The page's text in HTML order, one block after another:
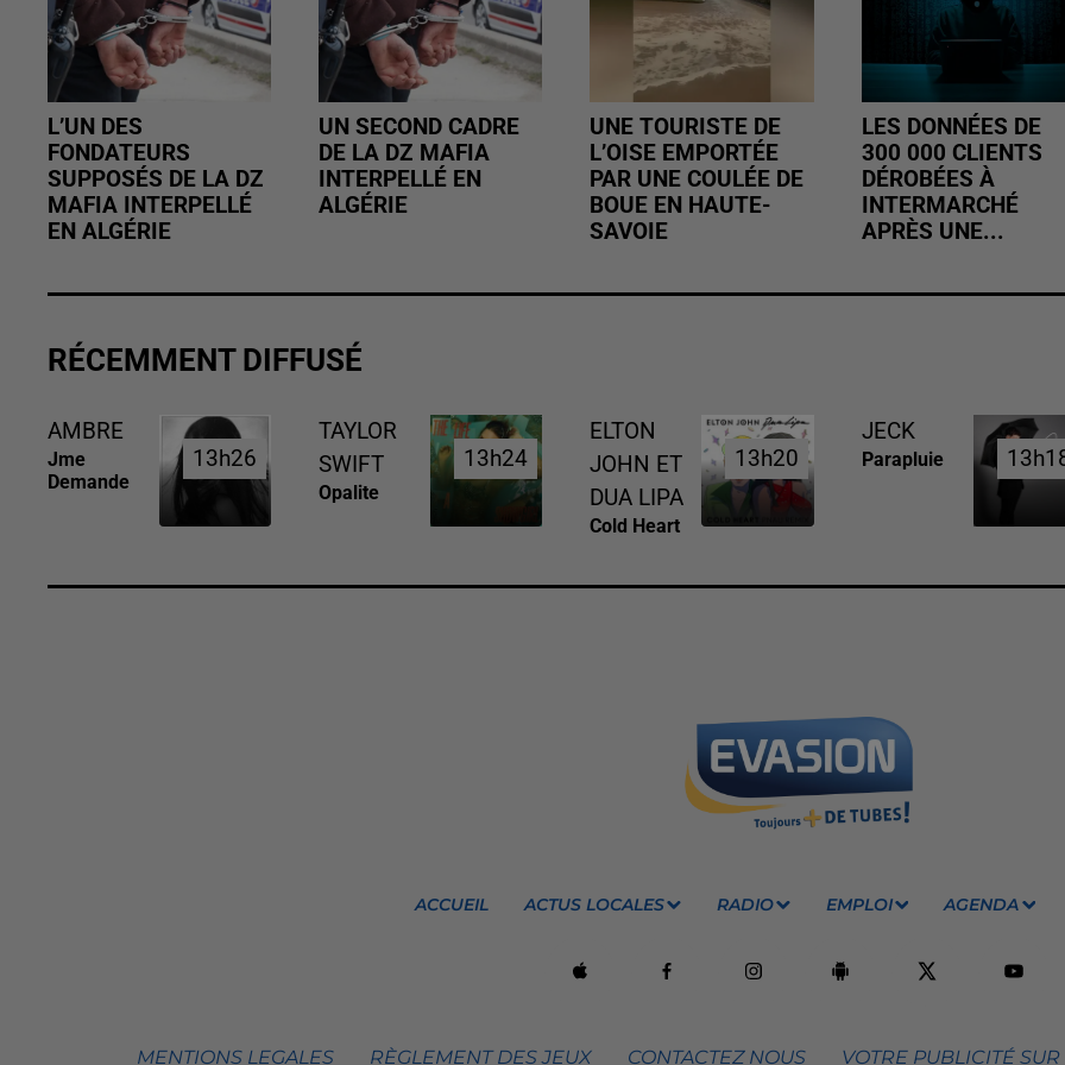
L’UN DES
FONDATEURS
SUPPOSÉS DE LA DZ
MAFIA INTERPELLÉ
EN ALGÉRIE
UN SECOND CADRE
DE LA DZ MAFIA
INTERPELLÉ EN
ALGÉRIE
UNE TOURISTE DE
L’OISE EMPORTÉE
PAR UNE COULÉE DE
BOUE EN HAUTE-
SAVOIE
LES DONNÉES DE
300 000 CLIENTS
DÉROBÉES À
INTERMARCHÉ
APRÈS UNE...
RÉCEMMENT DIFFUSÉ
AMBRE
Jme
Demande
13h26
13h26
TAYLOR
SWIFT
Opalite
13h24
13h24
ELTON
JOHN ET
DUA LIPA
Cold Heart
13h20
13h20
JECK
Parapluie
ACCUEIL ACTUS LOCALES RADIO EMPLOI AGENDA
MENTIONS LEGALES RÈGLEMENT DES JEUX CONTACTEZ NOUS VOTRE PUBLICITÉ